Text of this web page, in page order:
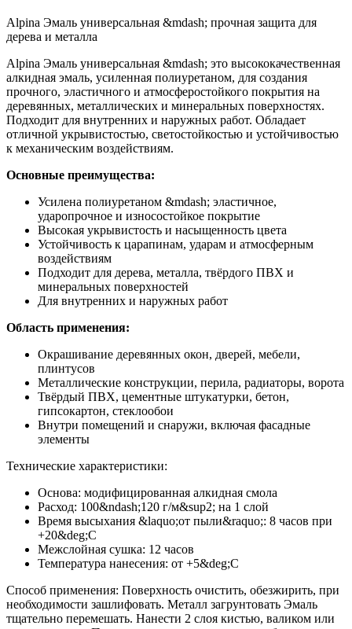
Alpina Эмаль универсальная &mdash; прочная защита для
дерева и металла
Alpina Эмаль универсальная &mdash; это высококачественная
алкидная эмаль, усиленная полиуретаном, для создания
прочного, эластичного и атмосферостойкого покрытия на
деревянных, металлических и минеральных поверхностях.
Подходит для внутренних и наружных работ. Обладает
отличной укрывистостью, светостойкостью и устойчивостью
к механическим воздействиям.
Основные преимущества:
Усилена полиуретаном &mdash; эластичное,
ударопрочное и износостойкое покрытие
Высокая укрывистость и насыщенность цвета
Устойчивость к царапинам, ударам и атмосферным
воздействиям
Подходит для дерева, металла, твёрдого ПВХ и
минеральных поверхностей
Для внутренних и наружных работ
Область применения:
Окрашивание деревянных окон, дверей, мебели,
плинтусов
Металлические конструкции, перила, радиаторы, ворота
Твёрдый ПВХ, цементные штукатурки, бетон,
гипсокартон, стеклообои
Внутри помещений и снаружи, включая фасадные
элементы
Технические характеристики:
Основа: модифицированная алкидная смола
Расход: 100&ndash;120 г/м&sup2; на 1 слой
Время высыхания &laquo;от пыли&raquo;: 8 часов при
+20&deg;C
Межслойная сушка: 12 часов
Температура нанесения: от +5&deg;C
Способ применения: Поверхность очистить, обезжирить, при
необходимости зашлифовать. Металл загрунтовать Эмаль
тщательно перемешать. Нанести 2 слоя кистью, валиком или